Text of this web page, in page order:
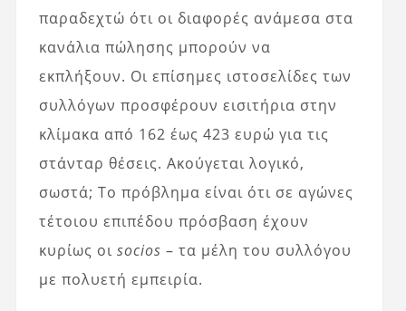
παραδεχτώ ότι οι διαφορές ανάμεσα στα
κανάλια πώλησης μπορούν να
εκπλήξουν. Οι επίσημες ιστοσελίδες των
συλλόγων προσφέρουν εισιτήρια στην
κλίμακα από 162 έως 423 ευρώ για τις
στάνταρ θέσεις. Ακούγεται λογικό,
σωστά; Το πρόβλημα είναι ότι σε αγώνες
τέτοιου επιπέδου πρόσβαση έχουν
κυρίως οι socios – τα μέλη του συλλόγου
με πολυετή εμπειρία.